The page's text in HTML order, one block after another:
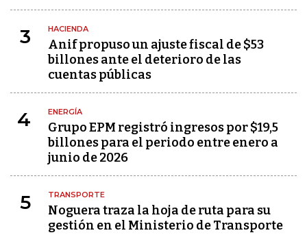
3 HACIENDA
Anif propuso un ajuste fiscal de $53
billones ante el deterioro de las
cuentas públicas
4 ENERGÍA
Grupo EPM registró ingresos por $19,5
billones para el periodo entre enero a
junio de 2026
5 TRANSPORTE
Noguera traza la hoja de ruta para su
gestión en el Ministerio de Transporte